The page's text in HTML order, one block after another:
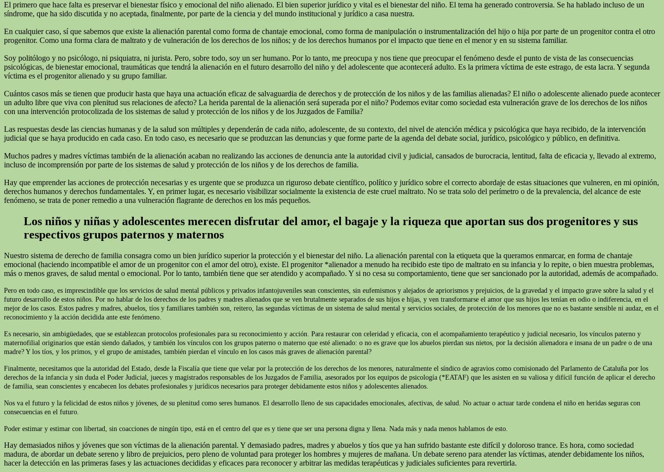
El primero que hace falta es preservar el bienestar físico y emocional del niño alienado. El bien superior jurídico y vital es el bienestar del niño. El tema ha generado controversia. Se ha hablado incluso de un
síndrome, que ha sido discutida y no aceptada, finalmente, por parte de la ciencia y del mundo institucional y jurídico a casa nuestra.
En cualquier caso, sí que sabemos que existe la alienación parental como forma de chantaje emocional, como forma de manipulación o instrumentalización del hijo o hija por parte de un progenitor contra el otro
progenitor. Como una forma clara de maltrato y de vulneración de los derechos de los niños; y de los derechos humanos por el impacto que tiene en el menor y en su sistema familiar.
Soy politólogo y no psicólogo, ni psiquiatra, ni jurista. Pero, sobre todo, soy un ser humano. Por lo tanto, me preocupa y nos tiene que preocupar el fenómeno desde el punto de vista de las consecuencias
psicológicas, de bienestar emocional, traumáticas que tendrá la alienación en el futuro desarrollo del niño y del adolescente que acontecerá adulto. Es la primera víctima de este estrago, de esta lacra. Y segunda
víctima es el progenitor alienado y su grupo familiar.
Cuántos casos más se tienen que producir hasta que haya una actuación eficaz de salvaguardia de derechos y de protección de los niños y de las familias alienadas? El niño o adolescente alienado puede acontecer
un adulto libre que viva con plenitud sus relaciones de afecto? La herida parental de la alienación será superada por el niño? Podemos evitar como sociedad esta vulneración grave de los derechos de los niños
con una intervención protocolizada de los sistemas de salud y protección de los niños y de los Juzgados de Familia?
Las respuestas desde las ciencias humanas y de la salud son múltiples y dependerán de cada niño, adolescente, de su contexto, del nivel de atención médica y psicológica que haya recibido, de la intervención
judicial que se haya producido en cada caso. En todo caso, es necesario que se produzcan las denuncias y que forme parte de la agenda del debate social, jurídico, psicológico y público, en definitiva.
Muchos padres y madres víctimas también de la alienación acaban no realizando las acciones de denuncia ante la autoridad civil y judicial, cansados de burocracia, lentitud, falta de eficacia y, llevado al extremo,
incluso de incomprensión por parte de los sistemas de salud y protección de los niños y de los derechos de familia.
Hay que emprender las acciones de protección necesarias y es urgente que se produzca un riguroso debate científico, político y jurídico sobre el correcto abordaje de estas situaciones que vulneren, en mi opinión,
derechos humanos y derechos fundamentales. Y, en primer lugar, es necesario visibilizar socialmente la existencia de este cruel maltrato. No se trata solo del perímetro o de la prevalencia, del alcance de este
fenómeno, se trata de poner remedio a una vulneración flagrante de derechos en los más pequeños.
Los niños y niñas y adolescentes merecen disfrutar del amor, el bagaje y la riqueza que aportan sus dos progenitores y sus
respectivos grupos paternos y maternos
Nuestro sistema de derecho de familia consagra como un bien jurídico superior la protección y el bienestar del niño. La alienación parental con la etiqueta que la queramos enmarcar, en forma de chantaje
emocional (haciendo incompatible el amor de un progenitor con el amor del otro), existe. El progenitor *alienador a menudo ha recibido este tipo de maltrato en su infancia y lo repite, o bien muestra problemas,
más o menos graves, de salud mental o emocional. Por lo tanto, también tiene que ser atendido y acompañado. Y si no cesa su comportamiento, tiene que ser sancionado por la autoridad, además de acompañado.
Pero en todo caso, es imprescindible que los servicios de salud mental públicos y privados infantojuveniles sean conscientes, sin eufemismos y alejados de apriorismos y prejuicios, de la gravedad y el impacto grave sobre la salud y el
futuro desarrollo de estos niños. Por no hablar de los derechos de los padres y madres alienados que se ven brutalmente separados de sus hijos e hijas, y ven transformarse el amor que sus hijos les tenían en odio o indiferencia, en el
mejor de los casos. Estos padres y madres, abuelos, tíos y familiares también son, reitero, las segundas víctimas de un sistema de salud mental y servicios sociales, de protección de los menores que no es bastante sensible ni audaz, en el
reconocimiento y la acción decidida ante este fenómeno.
Es necesario, sin ambigüedades, que se establezcan protocolos profesionales para su reconocimiento y acción. Para restaurar con celeridad y eficacia, con el acompañamiento terapéutico y judicial necesario, los vínculos paterno y
maternofilial originarios que están siendo dañados, y también los vínculos con los grupos paterno o materno que esté alienado: o no es grave que los abuelos pierdan sus nietos, por la decisión alienadora e insana de un padre o de una
madre? Y los tíos, y los primos, y el grupo de amistades, también pierdan el vínculo en los casos más graves de alienación parental?
Finalmente, necesitamos que la autoridad del Estado, desde la Fiscalía que tiene que velar por la protección de los derechos de los menores, naturalmente el síndico de agravios como comisionado del Parlamento de Cataluña por los
derechos de la infancia y sin duda el Poder Judicial, jueces y magistrados responsables de los Juzgados de Familia, asesorados por los equipos de psicología (*EATAF) que les asisten en su valiosa y difícil función de aplicar el derecho
de familia, sean conscientes y encabecen los debates profesionales y jurídicos necesarios para proteger debidamente estos niños y adolescentes alienados.
Nos va el futuro y la felicidad de estos niños y jóvenes, de su plenitud como seres humanos. El desarrollo lleno de sus capacidades emocionales, afectivas, de salud. No actuar o actuar tarde condena el niño en heridas seguras con
consecuencias en el futuro.
Poder estimar y estimar con libertad, sin coacciones de ningún tipo, está en el centro del que es y tiene que ser una persona digna y llena. Nada más y nada menos hablamos de esto.
Hay demasiados niños y jóvenes que son víctimas de la alienación parental. Y demasiado padres, madres y abuelos y tíos que ya han sufrido bastante este difícil y doloroso trance. Es hora, como sociedad
madura, de abordar un debate sereno y libro de prejuicios, pero pleno de voluntad para proteger los hombres y mujeres de mañana. Un debate sereno para atender las víctimas, atender debidamente los niños,
hacer la detección en las primeras fases y las actuaciones decididas y eficaces para reconocer y arbitrar las medidas terapéuticas y judiciales suficientes para revertirla.